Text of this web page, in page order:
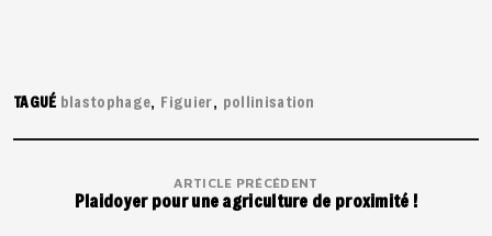
TAGUÉ blastophage Figuier pollinisation
ARTICLE PRÉCÉDENT
Plaidoyer pour une agriculture de proximité !